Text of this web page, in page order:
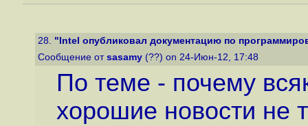
28. "Intel опубликовал документацию по
Сообщение от sasamy (??) on 24-Июн-12, 17:48
По теме - почему
хорошие новости не